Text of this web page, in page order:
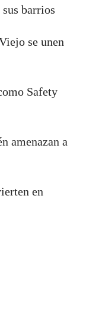
barrios
se unen
Safety
amenazan a
en